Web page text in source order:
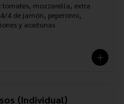
tomates, mozzarella, extra
4 de jamón, peperonni,
y aceitunas
(Individual)